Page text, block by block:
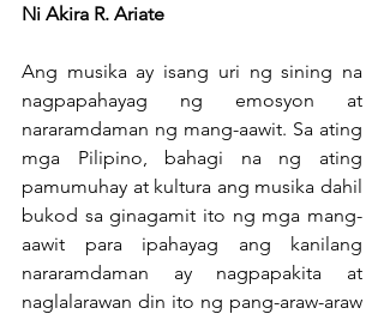
Ni Akira R. Ariate
Ang musika ay isang uri ng sining na
nagpapahayag ng emosyon at
nararamdaman ng mang-aawit. Sa ating
mga Pilipino, bahagi na ng ating
pamumuhay at kultura ang musika dahil
bukod sa ginagamit ito ng mga mang-
aawit para ipahayag ang kanilang
nararamdaman ay nagpapakita at
naglalarawan din ito ng pang-araw-araw